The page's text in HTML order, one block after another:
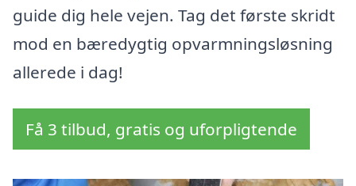
guide dig hele vejen. Tag det første skridt
mod en bæredygtig opvarmningsløsning
allerede i dag!
Få 3 tilbud, gratis og uforpligtende